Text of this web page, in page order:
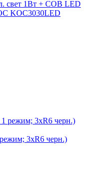
свет 1Вт + COB LED
KOC3030LED
3хR6 черн.)